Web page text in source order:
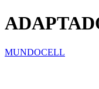
MUNDOCELL